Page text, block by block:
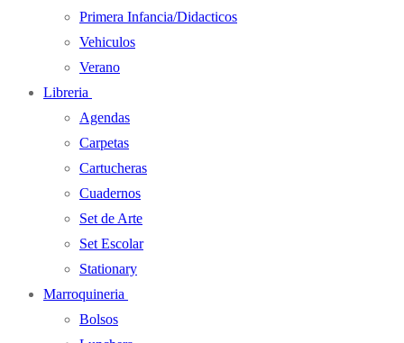
Primera Infancia/Didacticos
Vehiculos
Verano
Libreria
Agendas
Carpetas
Cartucheras
Cuadernos
Set de Arte
Set Escolar
Stationary
Marroquineria
Bolsos